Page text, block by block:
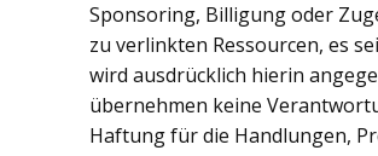
Sponsoring, Billigung oder
zu verlinkten Ressourcen, es
wird ausdrücklich hierin
übernehmen keine
Haftung für die Handlungen,